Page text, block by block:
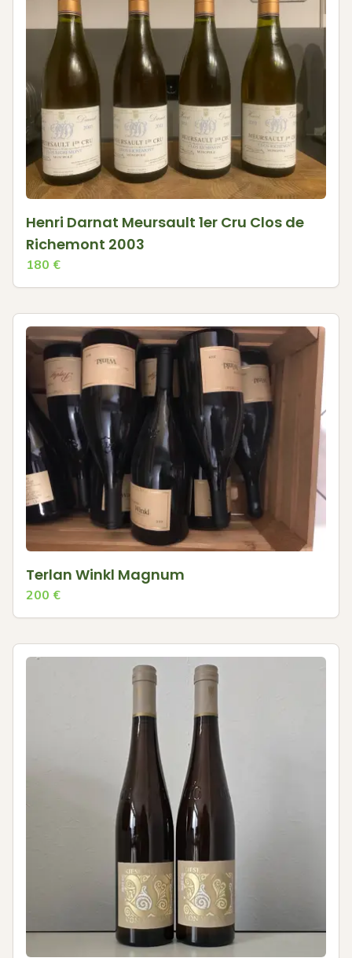
Henri Darnat Meursault 1er Cru Clos de
Richemont 2003
180 €
Terlan Winkl Magnum
200 €